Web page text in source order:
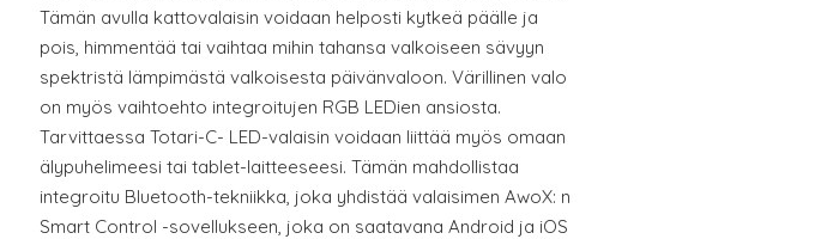
Tämän avulla kattovalaisin voidaan helposti kytkeä päälle ja
pois, himmentää tai vaihtaa mihin tahansa valkoiseen sävyyn
spektristä lämpimästä valkoisesta päivänvaloon. Värillinen valo
on myös vaihtoehto integroitujen RGB LEDien ansiosta.
Tarvittaessa Totari-C- LED-valaisin voidaan liittää myös omaan
älypuhelimeesi tai tablet-laitteeseesi. Tämän mahdollistaa
integroitu Bluetooth-tekniikka, joka yhdistää valaisimen AwoX: n
Smart Control -sovellukseen, joka on saatavana Android ja iOS